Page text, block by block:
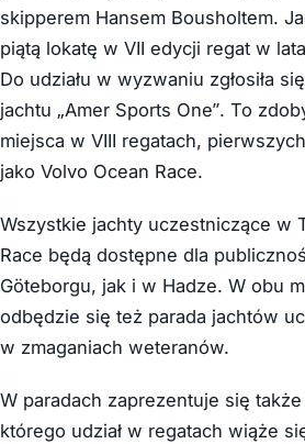
skipperem Hansem Bousholtem.
piątą lokatę w VII edycji regat w
Do udziału w wyzwaniu zgłosiła
jachtu „Amer Sports One”. To
miejsca w VIII regatach,
jako Volvo Ocean Race.
Wszystkie jachty uczestniczące w
Race będą dostępne dla
Göteborgu, jak i w Hadze. W obu
odbędzie się też parada jachtów
w zmaganiach weteranów.
W paradach zaprezentuje się także
którego udział w regatach wiąże